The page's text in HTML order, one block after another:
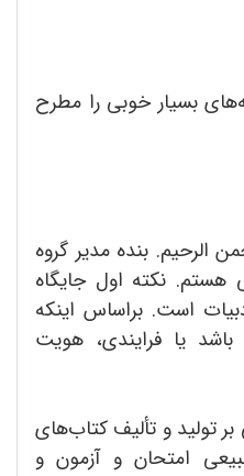
بسیار خوبی را مطرح
الرحیم. بنده مدیر گروه
هستم. نکته اول جایگاه
است. براساس اینکه
یا فرایندی، هویت
تولید و تألیف کتاب‌های
امتحان و آزمون و